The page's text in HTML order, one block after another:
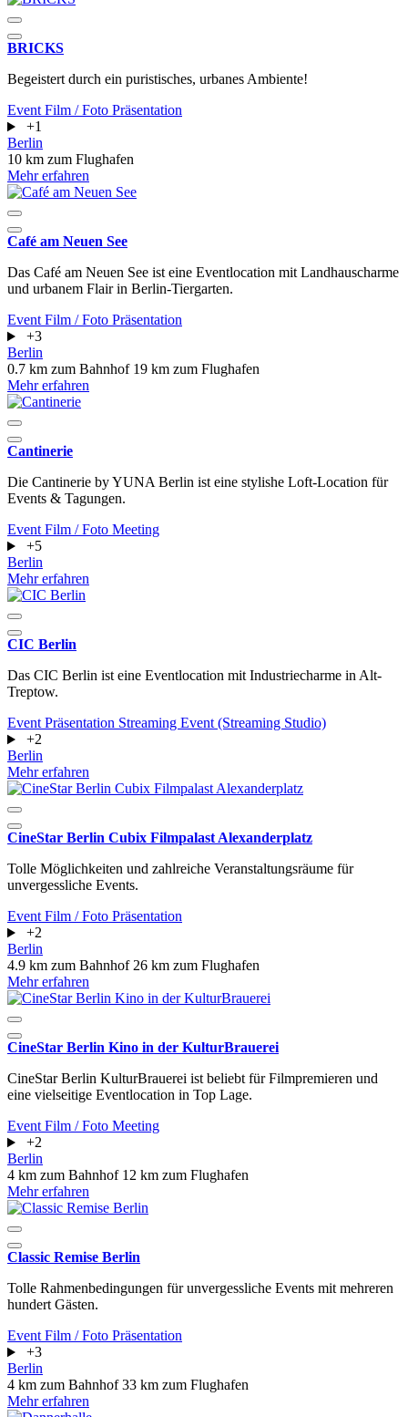
BRICKS
Begeistert durch ein puristisches, urbanes Ambiente!
Event Film / Foto Präsentation
+1
Berlin
10 km zum Flughafen
Mehr erfahren
Café am Neuen See
Das Café am Neuen See ist eine Eventlocation mit Landhauscharme
und urbanem Flair in Berlin-Tiergarten.
Event Film / Foto Präsentation
+3
Berlin
0.7 km zum Bahnhof 19 km zum Flughafen
Mehr erfahren
Cantinerie
Die Cantinerie by YUNA Berlin ist eine stylishe Loft-Location für
Events & Tagungen.
Event Film / Foto Meeting
+5
Berlin
Mehr erfahren
CIC Berlin
Das CIC Berlin ist eine Eventlocation mit Industriecharme in Alt-
Treptow.
Event Präsentation Streaming Event (Streaming Studio)
+2
Berlin
Mehr erfahren
CineStar Berlin Cubix Filmpalast Alexanderplatz
Tolle Möglichkeiten und zahlreiche Veranstaltungsräume für
unvergessliche Events.
Event Film / Foto Präsentation
+2
Berlin
4.9 km zum Bahnhof 26 km zum Flughafen
Mehr erfahren
CineStar Berlin Kino in der KulturBrauerei
CineStar Berlin KulturBrauerei ist beliebt für Filmpremieren und
eine vielseitige Eventlocation in Top Lage.
Event Film / Foto Meeting
+2
Berlin
4 km zum Bahnhof 12 km zum Flughafen
Mehr erfahren
Classic Remise Berlin
Tolle Rahmenbedingungen für unvergessliche Events mit mehreren
hundert Gästen.
Event Film / Foto Präsentation
+3
Berlin
4 km zum Bahnhof33 km zum Flughafen
Mehr erfahren